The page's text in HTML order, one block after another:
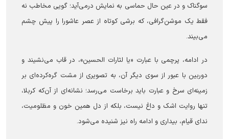
سوگناک و در عین حال حماسی به نمایش درمی‌آید؛ گویی مخاطب نه
فقط یک موشن‌گرافی، که برشی کوتاه از عصر عاشورا را پیش چشم
می‌بیند.
در ادامه، پرچمی با عبارت «یا لثارات الحسین»، در قاب می‌نشیند و
دوربین با عبور از سوی دیگر آن، به تصویری از مشت گره‌کرده‌ای بر
زمینه‌ای سرخ و عبارت باید برخاست می‌رسد؛ نشانه‌ای از آن‌که کربلا،
تنها روایت اشک و داغ نیست، بلکه از دل همین خون و مظلومیت،
ندای قیام، بیداری و ادامه راه نیز شنیده می‌شود.